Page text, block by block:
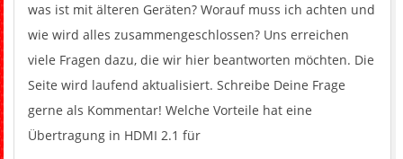
was ist mit älteren Geräten? Worauf muss ich achten und
wie wird alles zusammengeschlossen? Uns erreichen
viele Fragen dazu, die wir hier beantworten möchten. Die
Seite wird laufend aktualisiert. Schreibe Deine Frage
gerne als Kommentar! Welche Vorteile hat eine
Übertragung in HDMI 2.1 für